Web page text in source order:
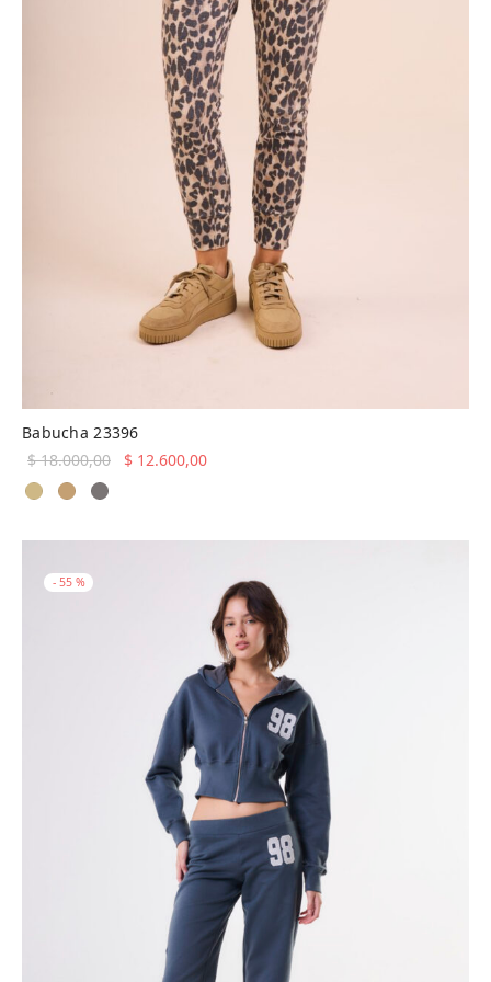
Babucha 23396
$18.000,00
El precio
$ 18.000,00.
$ 12.600,00
- 55 %